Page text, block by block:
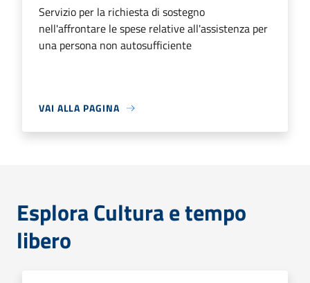
Servizio per la richiesta di sostegno
nell'affrontare le spese relative all'assistenza per
una persona non autosufficiente
VAI ALLA PAGINA
Esplora Cultura e tempo
libero